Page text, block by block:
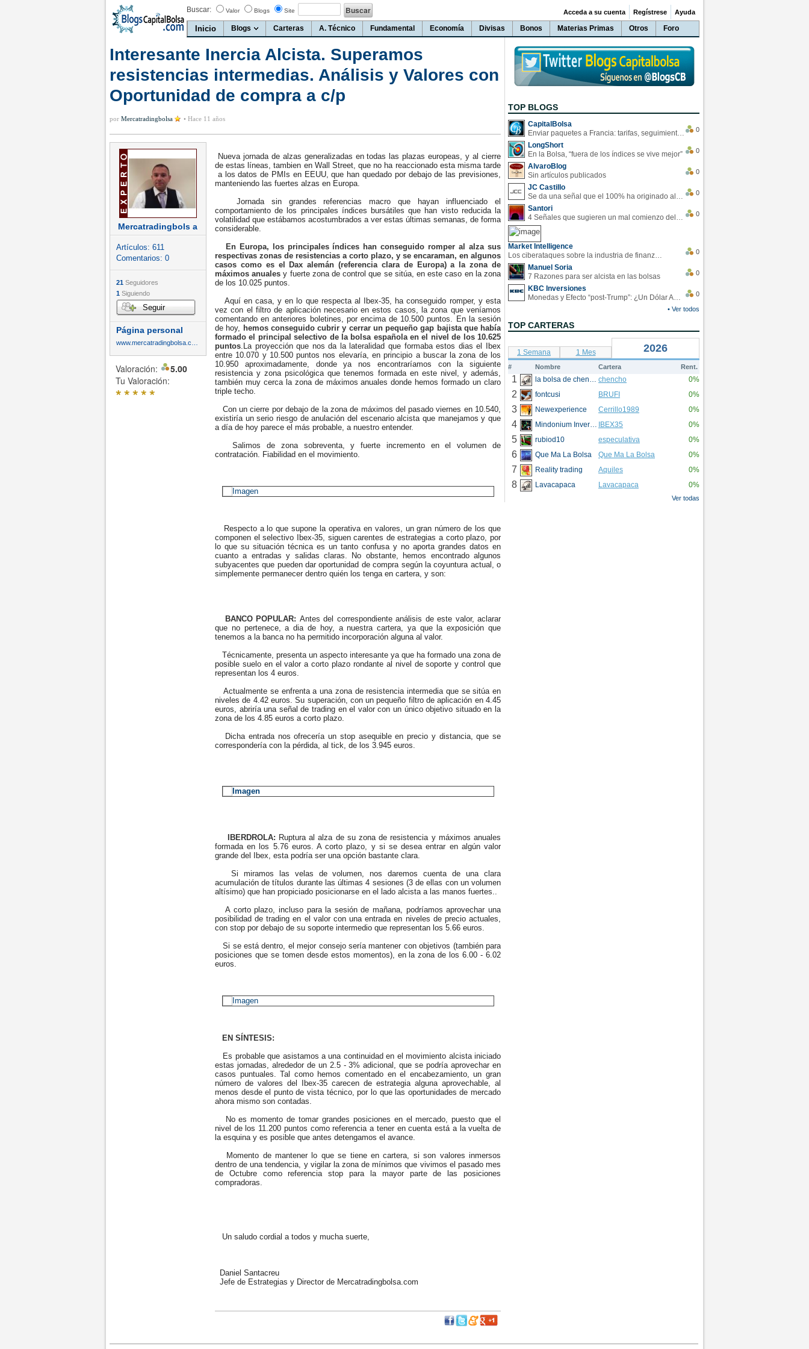
Buscar: Valor Blogs Site
Inicio Blogs Carteras A. Técnico Fundamental Economía Divisas Bonos Materias Primas Otros Foro
Acceda a su cuenta Regístrese Ayuda
Interesante Inercia Alcista. Superamos
resistencias intermedias. Análisis y Valores con
Oportunidad de compra a c/p
por Mercatradingbolsa • Hace 11 años
Mercatradingbols a
Artículos: 611
Comentarios: 0
21 Seguidores
1 Siguiendo
Seguir
Página personal
Valoración:
5.00
Tu Valoración:
*****
Nueva jornada de alzas generalizadas en todas las plazas europeas, y al cierre
de estas líneas, tambien en Wall Street, que no ha reaccionado esta misma tarde
a los datos de PMIs en EEUU, que han quedado por debajo de las previsiones,
manteniendo las fuertes alzas en Europa.
Jornada sin grandes referencias macro que hayan influenciado el
comportamiento de los principales índices bursátiles que han visto reducida la
volatilidad que estábamos acostumbrados a ver estas últimas semanas, de forma
considerable.
En Europa, los principales índices han conseguido romper al alza sus
respectivas zonas de resistencias a corto plazo, y se encaraman, en algunos
casos como es el Dax alemán (referencia clara de Europa) a la zona de
máximos anuales y fuerte zona de control que se sitúa, en este caso en la zona
de los 10.025 puntos.
Aquí en casa, y en lo que respecta al Ibex-35, ha conseguido romper, y esta
vez con el filtro de aplicación necesario en estos casos, la zona que veníamos
comentando en anteriores boletines, por encima de 10.500 puntos. En la sesión
de hoy, hemos conseguido cubrir y cerrar un pequeño gap bajista que había
formado el principal selectivo de la bolsa española en el nivel de los 10.625
puntos.La proyección que nos da la lateralidad que formaba estos dias el Ibex
entre 10.070 y 10.500 puntos nos elevaría, en principio a buscar la zona de los
10.950 aproximadamente, donde ya nos encontraríamos con la siguiente
resistencia y zona psicológica que tenemos formada en este nivel, y además,
también muy cerca la zona de máximos anuales donde hemos formado un claro
triple techo.
Con un cierre por debajo de la zona de máximos del pasado viernes en 10.540,
existiría un serio riesgo de anulación del escenario alcista que manejamos y que
a día de hoy parece el más probable, a nuestro entender.
Salimos de zona sobreventa, y fuerte incremento en el volumen de
contratación. Fiabilidad en el movimiento.
Respecto a lo que supone la operativa en valores, un gran número de los que
componen el selectivo Ibex-35, siguen carentes de estrategias a corto plazo, por
lo que su situación técnica es un tanto confusa y no aporta grandes datos en
cuanto a entradas y salidas claras. No obstante, hemos encontrado algunos
subyacentes que pueden dar oportunidad de compra según la coyuntura actual, o
simplemente permanecer dentro quién los tenga en cartera, y son:
BANCO POPULAR: Antes del correspondiente análisis de este valor, aclarar
que no pertenece, a dia de hoy, a nuestra cartera, ya que la exposición que
tenemos a la banca no ha permitido incorporación alguna al valor.
Técnicamente, presenta un aspecto interesante ya que ha formado una zona de
posible suelo en el valor a corto plazo rondante al nivel de soporte y control que
representan los 4 euros.
Actualmente se enfrenta a una zona de resistencia intermedia que se sitúa en
niveles de 4.42 euros. Su superación, con un pequeño filtro de aplicación en 4.45
euros, abriría una señal de trading en el valor con un único objetivo situado en la
zona de los 4.85 euros a corto plazo.
Dicha entrada nos ofrecería un stop asequible en precio y distancia, que se
correspondería con la pérdida, al tick, de los 3.945 euros.
IBERDROLA: Ruptura al alza de su zona de resistencia y máximos anuales
formada en los 5.76 euros. A corto plazo, y si se desea entrar en algún valor
grande del Ibex, esta podría ser una opción bastante clara.
Si miramos las velas de volumen, nos daremos cuenta de una clara
acumulación de títulos durante las últimas 4 sesiones (3 de ellas con un volumen
altísimo) que han propiciado posicionarse en el lado alcista a las manos fuertes..
A corto plazo, incluso para la sesión de mañana, podríamos aprovechar una
posibilidad de trading en el valor con una entrada en niveles de precio actuales,
con stop por debajo de su soporte intermedio que representan los 5.66 euros.
Si se está dentro, el mejor consejo sería mantener con objetivos (también para
posiciones que se tomen desde estos momentos), en la zona de los 6.00 - 6.02
euros.
EN SÍNTESIS:
Es probable que asistamos a una continuidad en el movimiento alcista iniciado
estas jornadas, alrededor de un 2.5 - 3% adicional, que se podría aprovechar en
casos puntuales. Tal como hemos comentado en el encabezamiento, un gran
número de valores del Ibex-35 carecen de estrategia alguna aprovechable, al
menos desde el punto de vista técnico, por lo que las oportunidades de mercado
ahora mismo son contadas.
No es momento de tomar grandes posiciones en el mercado, puesto que el
nivel de los 11.200 puntos como referencia a tener en cuenta está a la vuelta de
la esquina y es posible que antes detengamos el avance.
Momento de mantener lo que se tiene en cartera, si son valores inmersos
dentro de una tendencia, y vigilar la zona de mínimos que vivimos el pasado mes
de Octubre como referencia stop para la mayor parte de las posiciones
compradoras.
Un saludo cordial a todos y mucha suerte,
Daniel Santacreu
Jefe de Estrategias y Director de Mercatradingbolsa.com
TOP BLOGS
CapitalBolsa
Enviar paquetes a Francia: tarifas, seguimiento y ventajas destacadas
0
LongShort
En la Bolsa, “fuera de los índices se vive mejor”
0
AlvaroBlog
Sin artículos publicados
0
JC Castillo
Se da una señal que el 100% ha originado alzas en las bolsas
0
Santori
4 Señales que sugieren un mal comienzo del 3T de la economía EEUU
0
Market Intelligence
Los ciberataques sobre la industria de finanzas se han duplicado este año
0
Manuel Soria
7 Razones para ser alcista en las bolsas
0
KBC Inversiones
Monedas y Efecto “post-Trump”: ¿Un Dólar Americano operando en rangos?
0
• Ver todos
TOP CARTERAS
1 Semana 1 Mes 2026
# Nombre Cartera Rent.
1 la bolsa de chencho chencho 0%
2 fontcusi BRUFI 0%
3 Newexperience Cerrillo1989 0%
4 Mindonium Inversions IBEX35 0%
5 rubiod10 especulativa 0%
6 Que Ma La Bolsa Que Ma La Bolsa 0%
7 Reality trading Aquiles 0%
8 Lavacapaca Lavacapaca 0%
Ver todas